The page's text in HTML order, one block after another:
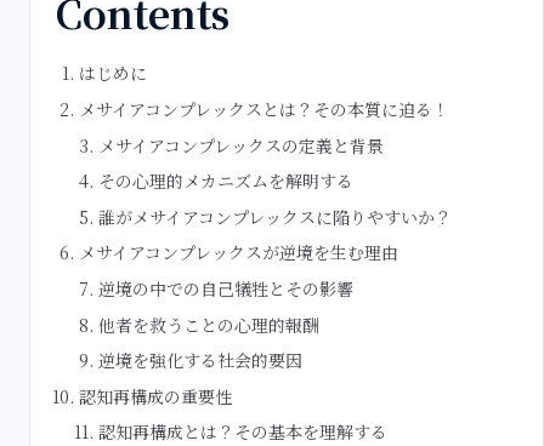
Contents
はじめに
メサイアコンプレックスとは？その本質に迫る！
メサイアコンプレックスの定義と背景
その心理的メカニズムを解明する
誰がメサイアコンプレックスに陥りやすいか？
メサイアコンプレックスが逆境を生む理由
逆境の中での自己犠牲とその影響
他者を救うことの心理的報酬
逆境を強化する社会的要因
認知再構成の重要性
認知再構成とは？その基本を理解する